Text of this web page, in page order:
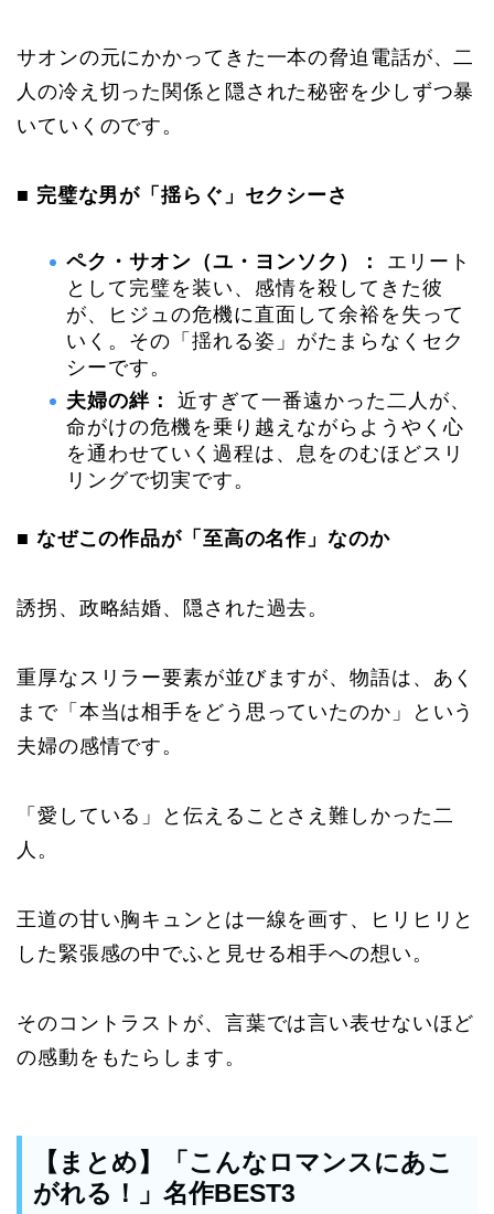
サオンの元にかかってきた一本の脅迫電話が、二
人の冷え切った関係と隠された秘密を少しずつ暴
いていくのです。
■ 完璧な男が「揺らぐ」セクシーさ
ペク・サオン（ユ・ヨンソク）：
エリート
として完璧を装い、感情を殺してきた彼
が、ヒジュの危機に直面して余裕を失って
いく。その「揺れる姿」がたまらなくセク
シーです。
夫婦の絆：
近すぎて一番遠かった二人が、
命がけの危機を乗り越えながらようやく心
を通わせていく過程は、息をのむほどスリ
リングで切実です。
■ なぜこの作品が「至高の名作」なのか
誘拐、政略結婚、隠された過去。
重厚なスリラー要素が並びますが、物語は、あく
まで「本当は相手をどう思っていたのか」という
夫婦の感情です。
「愛している」と伝えることさえ難しかった二
人。
王道の甘い胸キュンとは一線を画す、ヒリヒリと
した緊張感の中でふと見せる相手への想い。
そのコントラストが、言葉では言い表せないほど
の感動をもたらします。
【まとめ】「こんなロマンスにあこ
がれる！」名作BEST3